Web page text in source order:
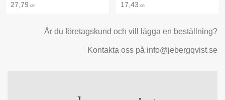
27,79 KR 17,43 KR
Är du företagskund och vill lägga en beställning?
Kontakta oss på info@jebergqvist.se